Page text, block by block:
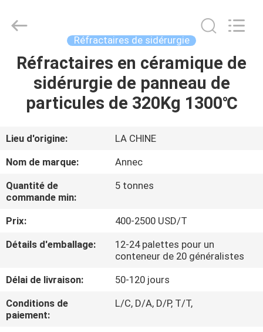
MAISON
PRODUITS
À
PROPOS
DE
NOUS
VISITE
DE
L'USINE
Industrial
Reserved.
Réfractaires de sidérurgie
Réfractaires en céramique de
sidérurgie de panneau de
particules de 320Kg 1300℃
Lieu d'origine:
LA CHINE
Nom de marque:
Annec
Quantité de
commande min:
5 tonnes
Prix:
400-2500 USD/T
Détails d'emballage:
12-24 palettes pour un
conteneur de 20 généralistes
Délai de livraison:
50-120 jours
Conditions de
paiement:
L/C, D/A, D/P, T/T,